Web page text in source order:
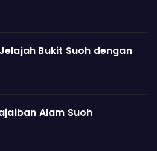
Bukit Suoh dengan
Alam Suoh